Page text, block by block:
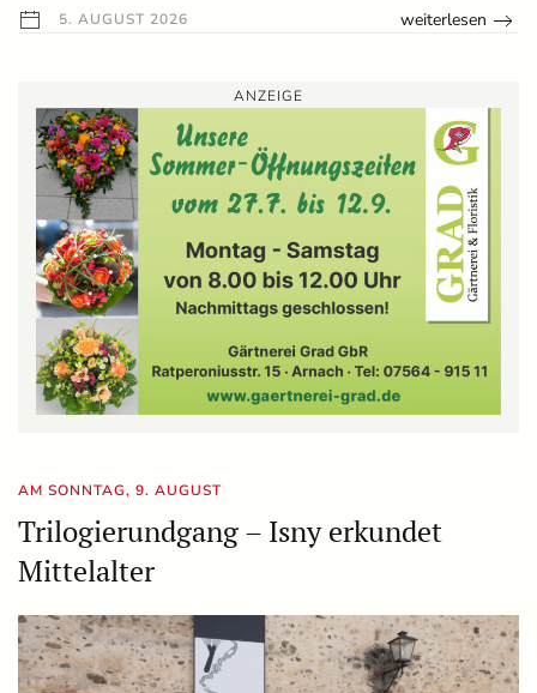
5. AUGUST 2026 weiterlesen
ANZEIGE
AM SONNTAG, 9. AUGUST
Trilogierundgang – Isny erkundet
Mittelalter